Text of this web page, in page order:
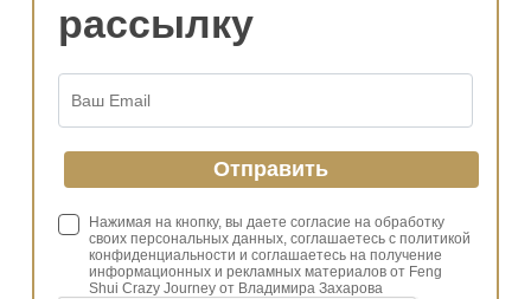
рассылку
Нажимая на кнопку, вы даете согласие на обработку
своих персональных данных, соглашаетесь с политикой
конфиденциальности и соглашаетесь на получение
информационных и рекламных материалов от Feng
Shui Crazy Journey от Владимира Захарова